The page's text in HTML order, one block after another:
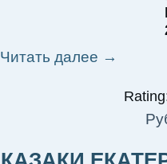
Читать далее →